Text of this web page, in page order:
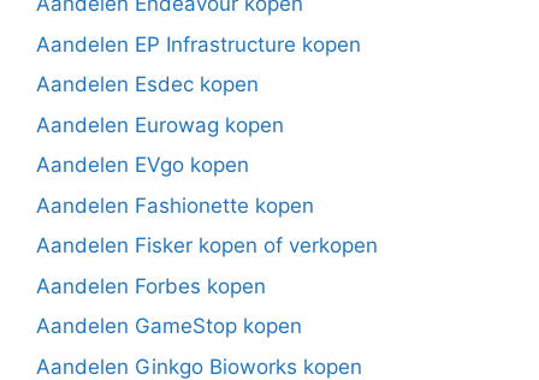
Aandelen EP Infrastructure kopen
Aandelen Esdec kopen
Aandelen Eurowag kopen
Aandelen EVgo kopen
Aandelen Fashionette kopen
Aandelen Fisker kopen of verkopen
Aandelen Forbes kopen
Aandelen GameStop kopen
Aandelen Ginkgo Bioworks kopen